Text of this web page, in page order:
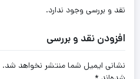
نقد و بررسی وجود ندارد.
افزودن نقد و بررسی
نشانی ایمیل شما منتشر نخواهد شد.